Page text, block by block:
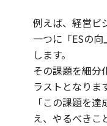
例えば、経営ビ
一つに「ESの
します。
その課題を細分
ラストとなりま
「この課題を
え、やるべきこ